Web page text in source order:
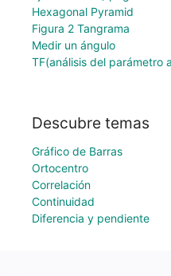
Hexagonal Pyramid
Figura 2 Tangrama
Medir un ángulo
TF(análisis del parámetro
Descubre temas
Gráfico de Barras
Ortocentro
Correlación
Continuidad
Diferencia y pendiente